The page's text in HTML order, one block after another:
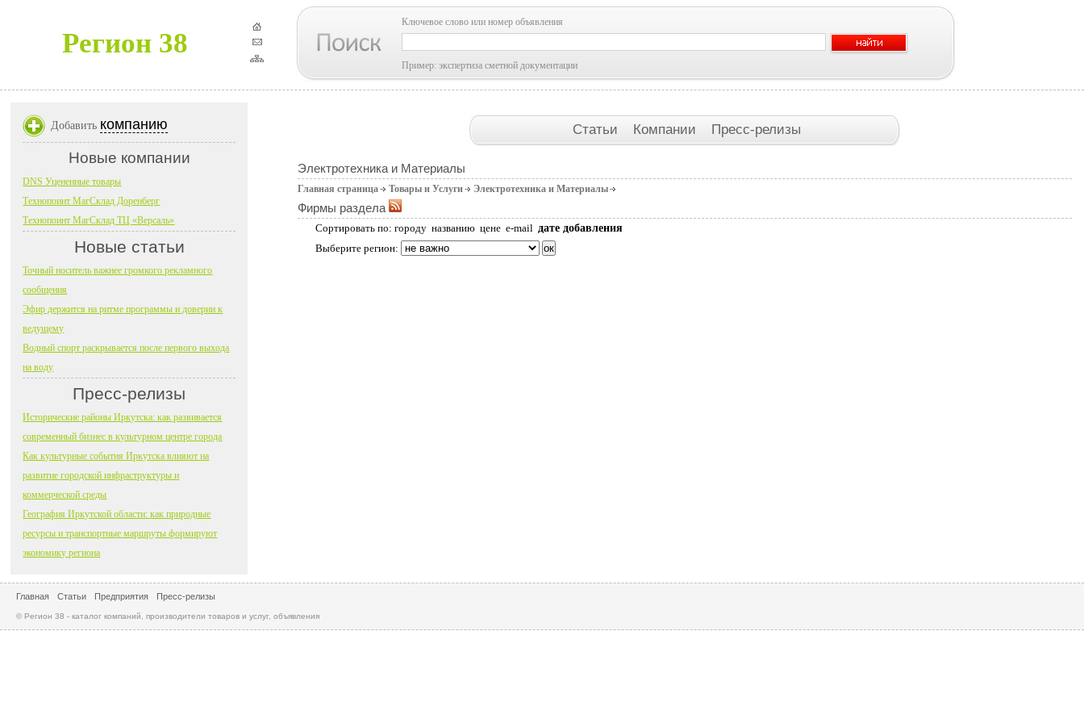
Регион 38
Ключевое слово или номер объявления
Пример: экспертиза сметной документации
Статьи Компании Пресс-релизы
Электротехника и Материалы
Главная страница Товары и Услуги Электротехника и Материалы
Фирмы раздела
Сортировать по: городу названию цене e-mail дате добавления
Выберите регион:
Добавить компанию
Новые компании
DNS Уцененные товары
Технопоинт МагСклад Доренберг
Технопоинт МагСклад ТЦ «Версаль»
Новые статьи
Точный носитель важнее громкого рекламного
сообщения
Эфир держится на ритме программы и доверии к
ведущему
Водный спорт раскрывается после первого выхода
на воду
Пресс-релизы
Исторические районы Иркутска: как развивается
современный бизнес в культурном центре города
Как культурные события Иркутска влияют на
развитие городской инфраструктуры и
коммерческой среды
География Иркутской области: как природные
ресурсы и транспортные маршруты формируют
экономику региона
Главная Статьи Предприятия Пресс-релизы
© Регион 38 - каталог компаний, производители товаров и услуг, объявления